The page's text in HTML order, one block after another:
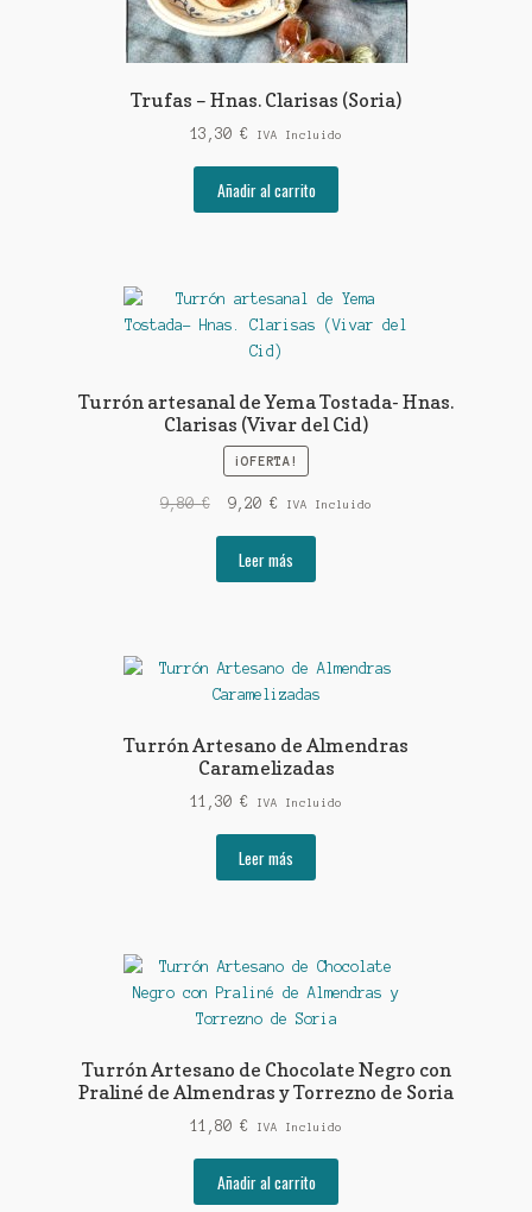
Trufas – Hnas. Clarisas (Soria)
13,30 € IVA Incluido
Añadir al carrito
Turrón artesanal de Yema Tostada- Hnas.
Clarisas (Vivar del Cid)
¡OFERTA!
9,80€
El
original
era:
9,20€ El
actual
es:
IVA Incluido
Leer más
Turrón Artesano de Almendras
Caramelizadas
11,30 € IVA Incluido
Leer más
Turrón Artesano de Chocolate Negro con
Praliné de Almendras y Torrezno de Soria
11,80 € IVA Incluido
Añadir al carrito